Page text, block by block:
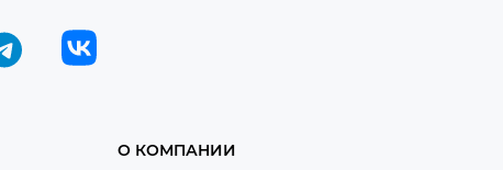
О КОМПАНИИ